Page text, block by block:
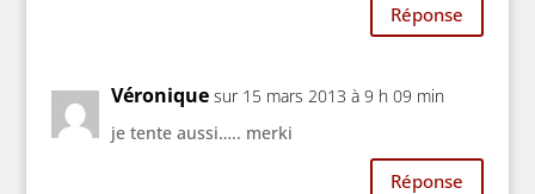
Réponse
Véronique sur 15 mars 2013 à 9 h 09 min
je tente aussi….. merki
Réponse